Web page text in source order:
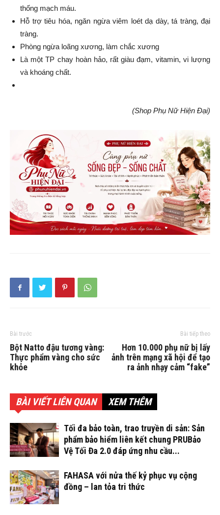
thống mạch máu.
Hỗ trợ tiêu hóa, ngăn ngừa viêm loét dạ dày, tá tràng, đại
tràng.
Phòng ngừa loãng xương, làm chắc xương
Là một TP chay hoàn hảo, rất giàu đạm, vitamin, vi lượng
và khoáng chất.
(Shop Phụ Nữ Hiện Đại)
Bài trước
Bột Natto đậu tương vàng:
Thực phẩm vàng cho sức
khỏe
Bài tiếp theo
Hơn 10.000 phụ nữ bị lấy
ảnh trên mạng xã hội để tạo
ra ảnh nhạy cảm “fake”
BÀI VIẾT LIÊN QUAN XEM THÊM
Tối đa bảo toàn, trao truyền di sản: Sản
phẩm bảo hiểm liên kết chung PRUBảo
Vệ Tối Đa 2.0 đáp ứng nhu cầu...
FAHASA với nửa thế kỷ phục vụ cộng
đồng – lan tỏa tri thức